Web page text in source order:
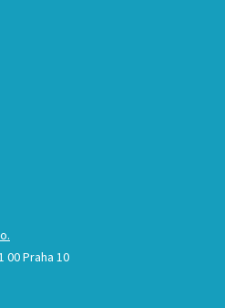
00 Praha 10